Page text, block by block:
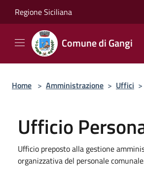
Regione Siciliana
Comune di Gangi
Home > Amministrazione > Uffici >
Ufficio
Ufficio preposto alla gestione
organizzativa del personale